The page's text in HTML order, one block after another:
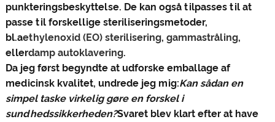
punkteringsbeskyttelse. De kan også tilpasses til at
passe til forskellige steriliseringsmetoder,
bl.aethylenoxid (EO) sterilisering, gammastråling,
ellerdamp autoklavering.
Da jeg først begyndte at udforske emballage af
medicinsk kvalitet, undrede jeg mig:Kan sådan en
simpel taske virkelig gøre en forskel i
sundhedssikkerheden?Svaret blev klart efter at have